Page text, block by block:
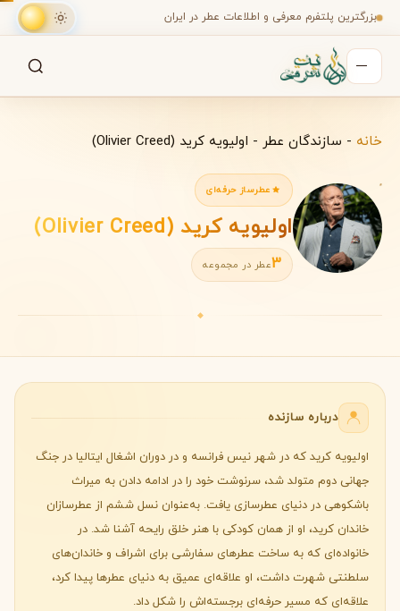
بزرگترین پلتفرم معرفی و اطلاعات عطر در ایران
جستجو در میان هزاران عطرخانه - سازندگان عطر - اولیویه کرید (Olivier Creed)
عطرساز حرفه‌ای
اولیویه کرید (Olivier Creed)
3عطر در مجموعه
◆
درباره سازنده
اولیویه کرید که در شهر نیس فرانسه و در دوران اشغال ایتالیا در جنگ
جهانی دوم متولد شد، سرنوشت خود را در ادامه دادن به میراث
باشکوهی در دنیای عطرسازی یافت. به‌عنوان نسل ششم از عطرسازان
خاندان کرید، او از همان کودکی با هنر خلق رایحه آشنا شد. در
خانواده‌ای که به ساخت عطرهای سفارشی برای اشراف و خاندان‌های
سلطنتی شهرت داشت، او علاقه‌ای عمیق به دنیای عطرها پیدا کرد،
علاقه‌ای که مسیر حرفه‌ای برجسته‌اش را شکل داد.